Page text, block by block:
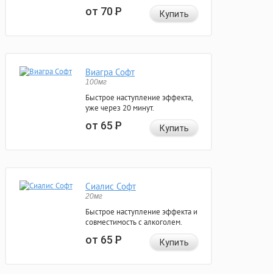
от 70Р Купить
Виагра Софт
100мг
Быстрое наступление эффекта,
уже через 20 минут.
от 65Р Купить
Сиалис Софт
20мг
Быстрое наступление эффекта и
совместимость с алкоголем.
от 65Р Купить